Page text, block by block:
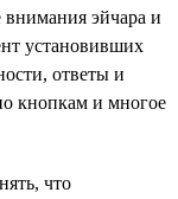
эйчара и
установивших
ответы и
кнопкам и многое
что